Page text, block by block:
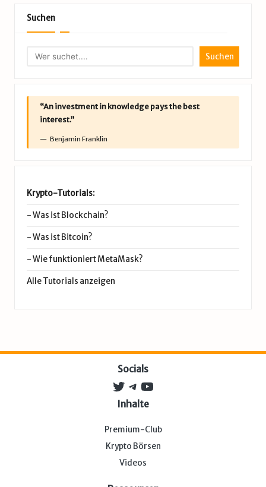
Suchen
Suchen
“An investment in knowledge pays the best
interest.”
Benjamin Franklin
Krypto-Tutorials:
-Was ist Blockchain?
-Was ist Bitcoin?
-Wie funktioniert MetaMask?
Alle Tutorials anzeigen
Socials
Twitter
Telegram
YouTube
Inhalte
Premium-Club
Krypto Börsen
Videos